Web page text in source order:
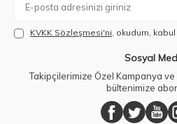
KVKK Sözleşmesi'ni, okudum,
Sosyal
Takipçilerimize Özel Kampanya ve
bültenimize